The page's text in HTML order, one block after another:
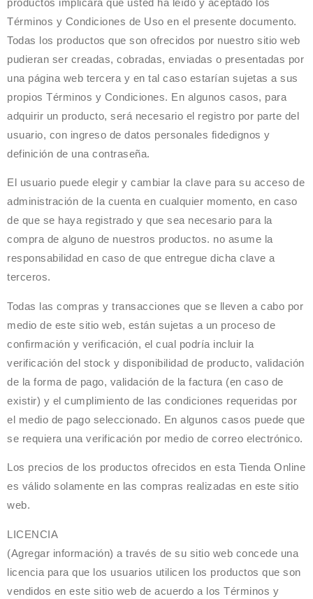
productos implicará que usted ha leído y aceptado los
Términos y Condiciones de Uso en el presente documento.
Todas los productos que son ofrecidos por nuestro sitio web
pudieran ser creadas, cobradas, enviadas o presentadas por
una página web tercera y en tal caso estarían sujetas a sus
propios Términos y Condiciones. En algunos casos, para
adquirir un producto, será necesario el registro por parte del
usuario, con ingreso de datos personales fidedignos y
definición de una contraseña.
El usuario puede elegir y cambiar la clave para su acceso de
administración de la cuenta en cualquier momento, en caso
de que se haya registrado y que sea necesario para la
compra de alguno de nuestros productos. no asume la
responsabilidad en caso de que entregue dicha clave a
terceros.
Todas las compras y transacciones que se lleven a cabo por
medio de este sitio web, están sujetas a un proceso de
confirmación y verificación, el cual podría incluir la
verificación del stock y disponibilidad de producto, validación
de la forma de pago, validación de la factura (en caso de
existir) y el cumplimiento de las condiciones requeridas por
el medio de pago seleccionado. En algunos casos puede que
se requiera una verificación por medio de correo electrónico.
Los precios de los productos ofrecidos en esta Tienda Online
es válido solamente en las compras realizadas en este sitio
web.
LICENCIA
(Agregar información) a través de su sitio web concede una
licencia para que los usuarios utilicen los productos que son
vendidos en este sitio web de acuerdo a los Términos y